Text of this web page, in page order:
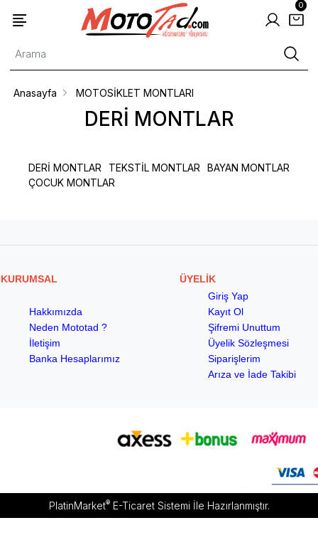
0
DERİ MONTLAR
Anasayfa MOTOSİKLET MONTLARI
DERİ MONTLAR TEKSTİL MONTLAR BAYAN MONTLAR
ÇOCUK MONTLAR
KURUMSAL ÜYELİK
Hakkımızda
Neden Mototad ?
İletişim
Banka Hesaplarımız
Giriş Yap
Kayıt Ol
Şifremi Unuttum
Üyelik Sözleşmesi
Siparişlerim
Arıza ve İade Takibi
PlatinMarket®E-Ticaret Sistemiİle Hazırlanmıştır.